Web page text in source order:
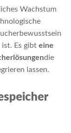
Wachstum
Es gibt eine
die
lassen.